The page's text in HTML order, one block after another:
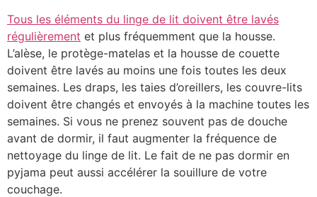
Tous les éléments du linge de lit doivent être lavés
régulièrement et plus fréquemment que la housse.
L’alèse, le protège-matelas et la housse de couette
doivent être lavés au moins une fois toutes les deux
semaines. Les draps, les taies d’oreillers, les couvre-lits
doivent être changés et envoyés à la machine toutes les
semaines. Si vous ne prenez souvent pas de douche
avant de dormir, il faut augmenter la fréquence de
nettoyage du linge de lit. Le fait de ne pas dormir en
pyjama peut aussi accélérer la souillure de votre
couchage.